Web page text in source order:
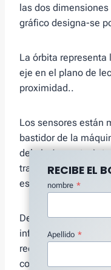
las dos
gráfico designa-se
La órbita representa
eje en el plano de
proximidad..
Los sensores están
bastidor de la
del eje (aspectos).
trayectoria del
estructura de la
Debido a la fácil
información que
reconciliado con un
conocido como
RECIBE EL
nombre *
Apellido *